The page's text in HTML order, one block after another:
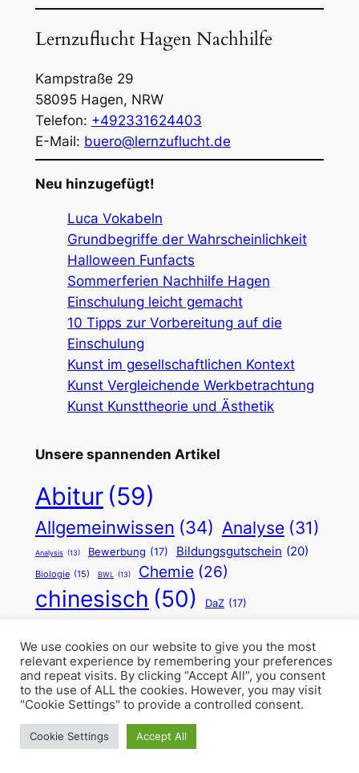
Lernzuflucht Hagen Nachhilfe
Kampstraße 29
58095Hagen, NRW
Telefon: +492331624403
E-Mail: buero@lernzuflucht.de
Neu hinzugefügt!
Luca Vokabeln
Grundbegriffe der Wahrscheinlichkeit
Halloween Funfacts
Sommerferien Nachhilfe Hagen
Einschulung leicht gemacht
10 Tipps zur Vorbereitung auf die
Einschulung
Kunst im gesellschaftlichen Kontext
Kunst Vergleichende Werkbetrachtung
Kunst Kunsttheorie und Ästhetik
Unsere spannenden Artikel
Abitur (59)
Allgemeinwissen (34) Analyse (31)
Analysis (13) Bewerbung (17) Bildungsgutschein (20)
Biologie (15) BWL (13) Chemie (26)
chinesisch (50) DaZ (17)
Deutsch (68) Einmaleins
Einstufungstest(66)
Englisch(72)
Feiertag (15) Französisch
We use cookies on our website to give you the most
relevant experience by remembering your preferences
and repeat visits. By clicking “Accept All”, you consent
to the use of ALL the cookies. However, you may visit
"Cookie Settings" to provide a controlled consent.
Cookie Settings Accept All